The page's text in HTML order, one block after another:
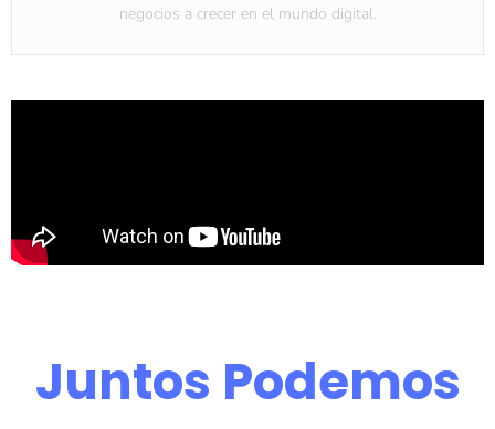
negocios a crecer en el mundo digital.
Juntos Podemos